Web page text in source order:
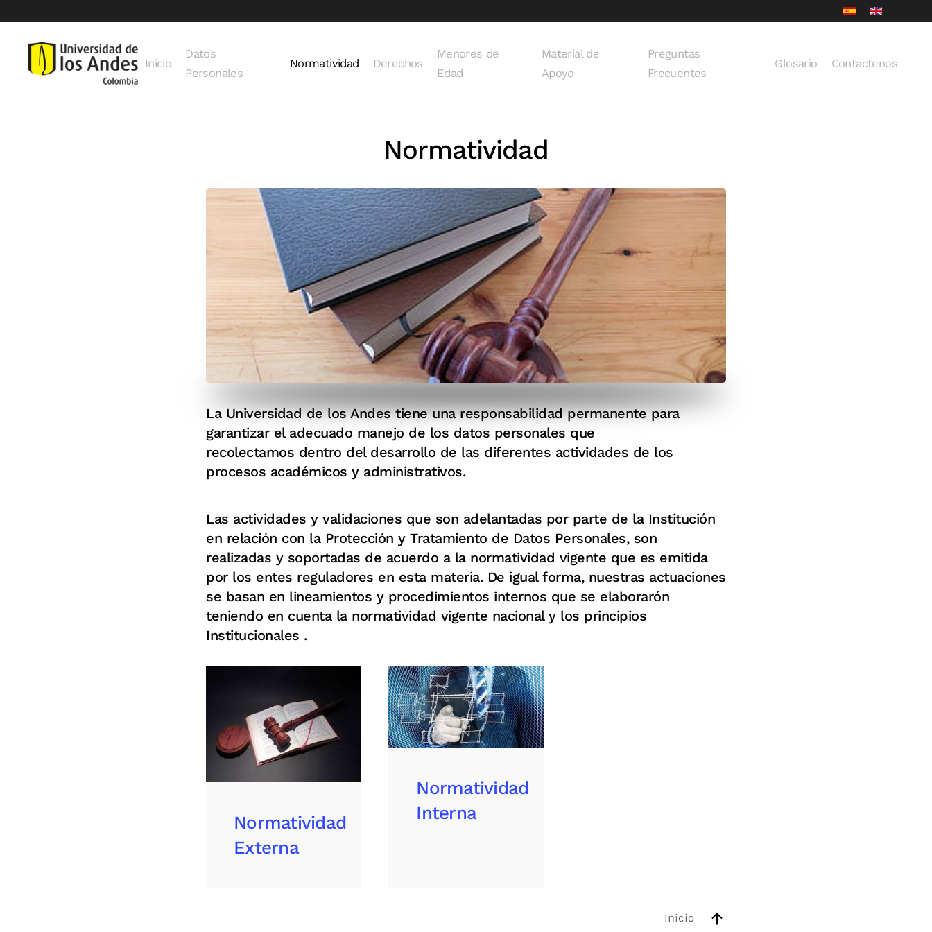
Skip to main content
Inicio
Datos
Personales
Normatividad Derechos
Menores de
Edad
Material de
Apoyo
Preguntas
Frecuentes
Glosario Contactenos
Normatividad
La Universidad de los Andes tiene una responsabilidad permanente para
garantizar el adecuado manejo de los datos personales que
recolectamos dentro del desarrollo de las diferentes actividades de los
procesos académicos y administrativos.
Las actividades y validaciones que son adelantadas por parte de la Institución
en relación con la Protección y Tratamiento de Datos Personales, son
realizadas y soportadas de acuerdo a la normatividad vigente que es emitida
por los entes reguladores en esta materia. De igual forma, nuestras actuaciones
se basan en lineamientos y procedimientos internos que se elaborarón
teniendo en cuenta la normatividad vigente nacional y los principios
Institucionales .
Normatividad
Externa
Normatividad
Interna
Inicio